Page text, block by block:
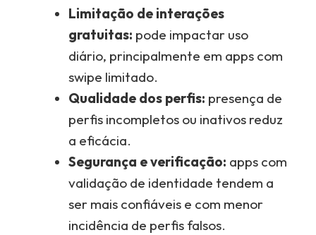
Limitação de interações
gratuitas: pode impactar uso
diário, principalmente em apps com
swipe limitado.
Qualidade dos perfis: presença de
perfis incompletos ou inativos reduz
a eficácia.
Segurança e verificação: apps com
validação de identidade tendem a
ser mais confiáveis e com menor
incidência de perfis falsos.